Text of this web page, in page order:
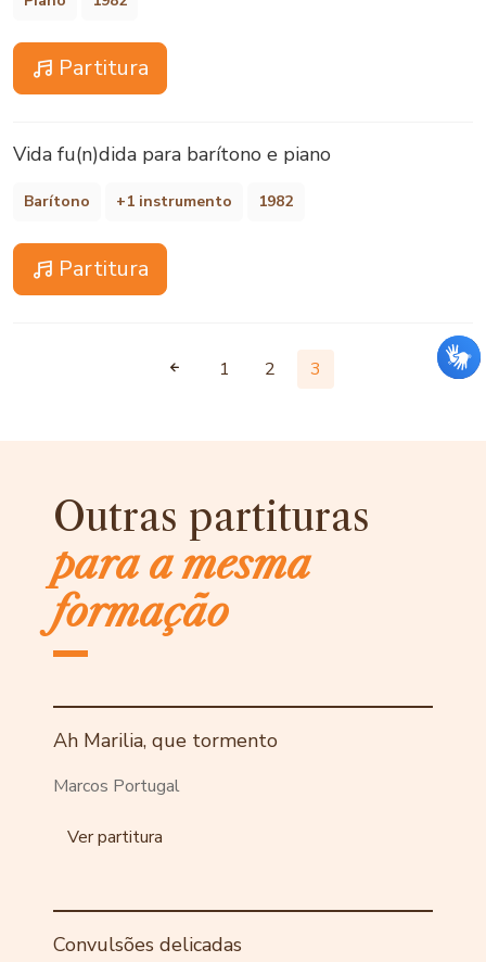
Partitura
Vida fu(n)dida para barítono e piano
Barítono +1 instrumento 1982
Partitura
1 2 3
Outras partituras
para a mesma
formação
Ah Marilia, que tormento
Marcos Portugal
Ver partitura
Convulsões delicadas